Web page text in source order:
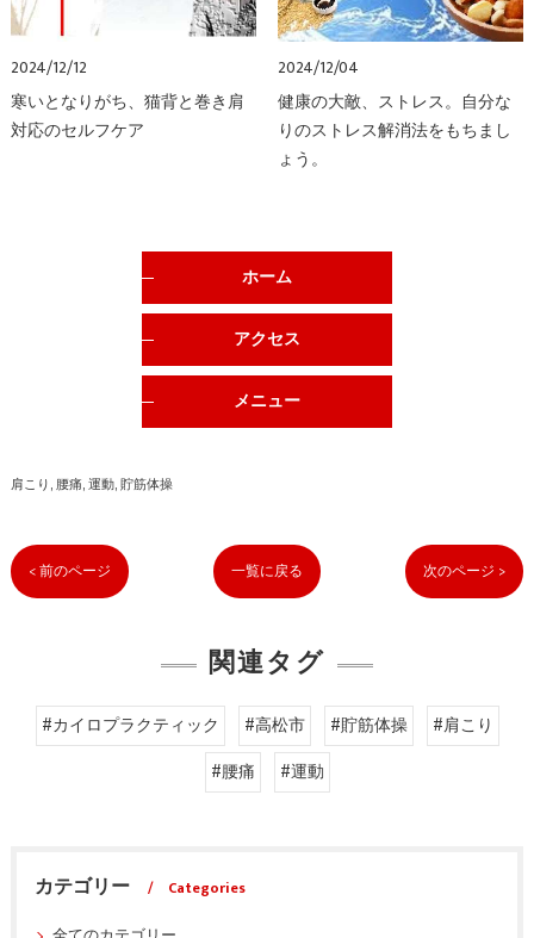
2024/12/12
寒いとなりがち、猫背と巻き肩
対応のセルフケア
2024/12/04
健康の大敵、ストレス。自分な
りのストレス解消法をもちまし
ょう。
ホーム
アクセス
メニュー
肩こり 腰痛 運動 貯筋体操
< 前のページ 一覧に戻る 次のページ >
関連タグ
#カイロプラクティック #高松市 #貯筋体操
#肩こり
#腰痛
#運動
カテゴリー
Categories